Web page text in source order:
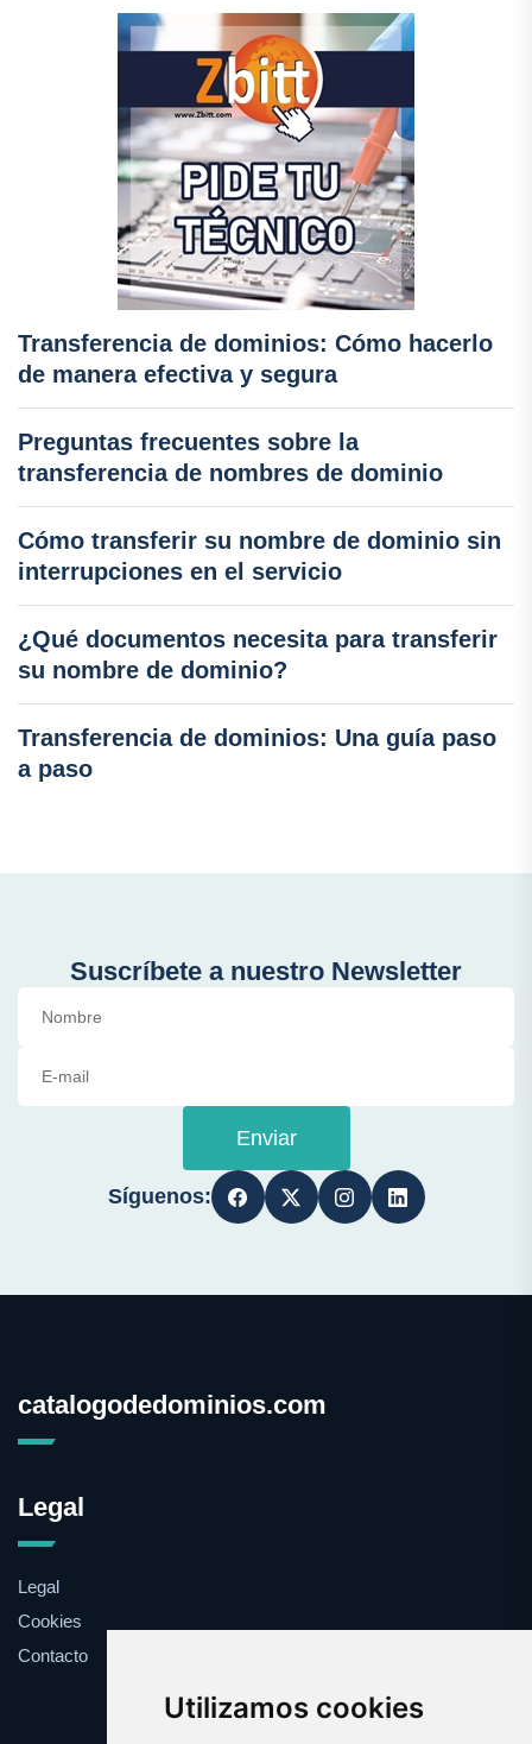
Utilizamos cookies
Transferencia de dominios: Cómo hacerlo
de manera efectiva y segura
Preguntas frecuentes sobre la
transferencia de nombres de dominio
Cómo transferir su nombre de dominio sin
interrupciones en el servicio
¿Qué documentos necesita para transferir
su nombre de dominio?
Transferencia de dominios: Una guía paso
a paso
Suscríbete a nuestro Newsletter
Enviar
Síguenos:
catalogodedominios.com
Legal
Legal
Cookies
Contacto